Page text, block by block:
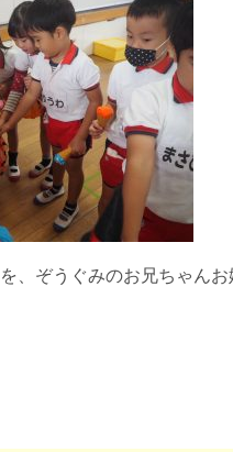
、ぞうぐみのお兄ちゃん